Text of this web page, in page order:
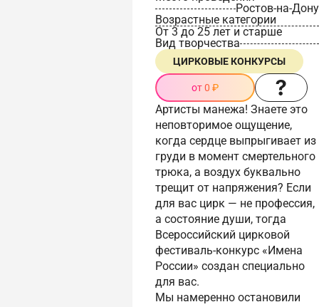
Ростов-на-Дону
Возрастные категории
От 3 до 25 лет и старше
Вид творчества
ЦИРКОВЫЕ КОНКУРСЫ
от 0 ₽
Артисты манежа! Знаете это
неповторимое ощущение,
когда сердце выпрыгивает из
груди в момент смертельного
трюка, а воздух буквально
трещит от напряжения? Если
для вас цирк — не профессия,
а состояние души, тогда
Всероссийский цирковой
фестиваль-конкурс «Имена
России» создан специально
для вас.
Мы намеренно остановили